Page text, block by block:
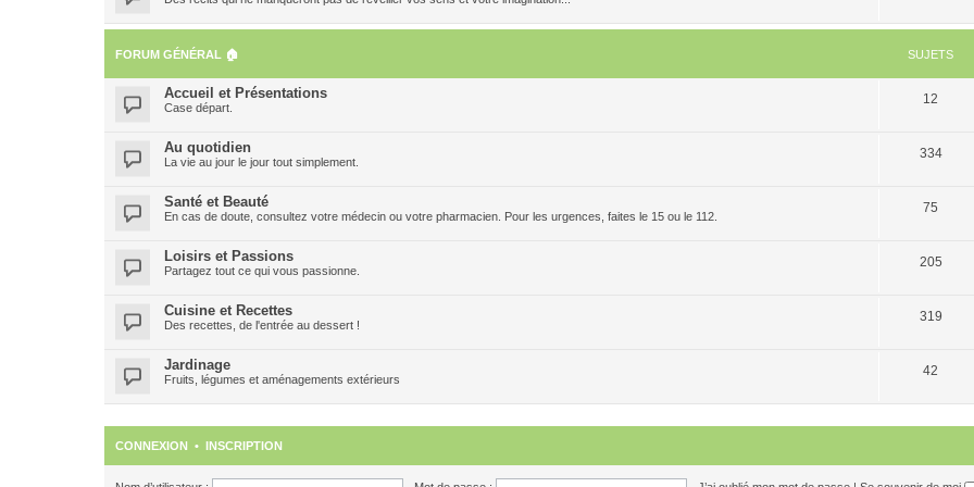
FORUM GÉNÉRAL 🏠 SUJETS
Accueil et Présentations
Case départ.
12
Au quotidien
La vie au jour le jour tout simplement.
334
Santé et Beauté
En cas de doute, consultez votre médecin ou votre pharmacien. Pour les urgences, faites le 15 ou le 112.
75
Loisirs et Passions
Partagez tout ce qui vous passionne.
205
Cuisine et Recettes
Des recettes, de l'entrée au dessert !
319
Jardinage
Fruits, légumes et aménagements extérieurs
42
CONNEXION • INSCRIPTION